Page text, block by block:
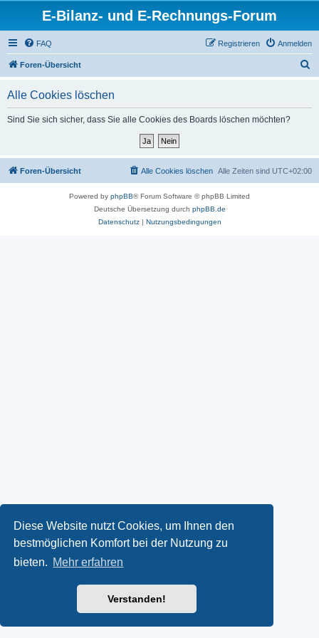
Diese Website nutzt Cookies, um Ihnen den
bestmöglichen Komfort bei der Nutzung zu
bieten. Mehr erfahren
Verstanden!
E-Bilanz- und E-Rechnungs-Forum
FAQ Anmelden
Registrieren
Foren-Übersicht
Alle Cookies löschen
Sind Sie sich sicher, dass Sie alle Cookies des Boards löschen möchten?
Foren-Übersicht Alle Zeiten sind UTC+02:00
Alle Cookies löschen
Powered by phpBB® Forum Software © phpBB Limited
Deutsche Übersetzung durch phpBB.de
Datenschutz| Nutzungsbedingungen